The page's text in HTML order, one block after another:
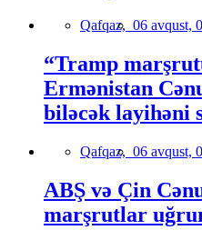
Qafqaz, 06 avqust,
“Tramp
Ermənistan
biləcək layihəni
Qafqaz, 06 avqust,
ABŞ və Çin
marşrutlar